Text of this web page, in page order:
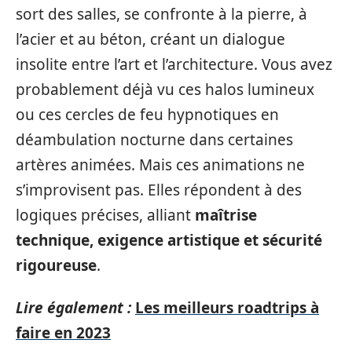
sort des salles, se confronte à la pierre, à
l’acier et au béton, créant un dialogue
insolite entre l’art et l’architecture. Vous avez
probablement déjà vu ces halos lumineux
ou ces cercles de feu hypnotiques en
déambulation nocturne dans certaines
artères animées. Mais ces animations ne
s’improvisent pas. Elles répondent à des
logiques précises, alliant maîtrise
technique, exigence artistique et sécurité
rigoureuse.
Lire également : Les meilleurs roadtrips à
faire en 2023